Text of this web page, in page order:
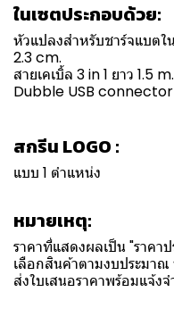
ในเซตประกอบด้วย:
หัวแปลงสำหรับชาร์จแบตใ
2.3 cm.
สายเคเบิ้ล 3 in 1 ยาว 1.5 m.
Dubble USB connector
สกรีน LOGO :
แบบ 1 ตำแหน่ง
หมายเหตุ:
ราคาที่แสดงผลเป็น "ราคา
เลือกสินค้าตามงบประมา
ส่งใบเสนอราคาพร้อมแจ้ง